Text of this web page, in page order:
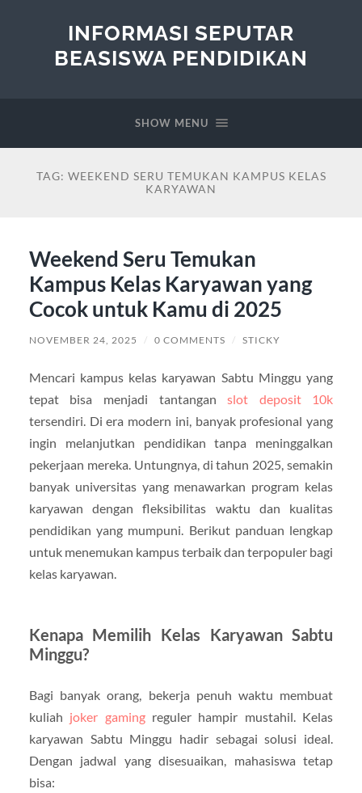
INFORMASI SEPUTAR
BEASISWA PENDIDIKAN
SHOW MENU
TAG: WEEKEND SERU TEMUKAN KAMPUS KELAS
KARYAWAN
Weekend Seru Temukan
Kampus Kelas Karyawan yang
Cocok untuk Kamu di 2025
NOVEMBER 24, 2025 / 0 COMMENTS / STICKY
Mencari kampus kelas karyawan Sabtu Minggu yang
tepat bisa menjadi tantanganslot deposit 10k
tersendiri. Di era modern ini, banyak profesional yang
ingin melanjutkan pendidikan tanpa meninggalkan
pekerjaan mereka. Untungnya, di tahun 2025, semakin
banyak universitas yang menawarkan program kelas
karyawan dengan fleksibilitas waktu dan kualitas
pendidikan yang mumpuni. Berikut panduan lengkap
untuk menemukan kampus terbaik dan terpopuler bagi
kelas karyawan.
Kenapa Memilih Kelas Karyawan Sabtu
Minggu?
Bagi banyak orang, bekerja penuh waktu membuat
kuliah joker gamingreguler hampir mustahil. Kelas
karyawan Sabtu Minggu hadir sebagai solusi ideal.
Dengan jadwal yang disesuaikan, mahasiswa tetap
bisa: